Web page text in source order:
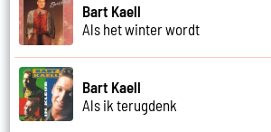
Bart Kaell
Als het winter wordt
Bart Kaell
Als ik terugdenk